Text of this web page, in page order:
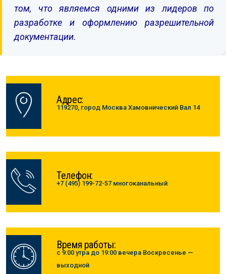
том, что являемся одними из лидеров по
разработке и оформлению разрешительной
документации.
Адрес:
119270, город Москва Хамовнический Вал 14
Телефон:
+7 (495) 199-72-57 многоканальный
Время работы:
с 9:00 утра до 19:00 вечера Воскресенье —
выходной